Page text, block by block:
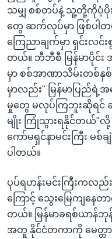
သမျှ စစ်တပ်နဲ့ သူ့တို့ကိုပံ့
တွေ ဆက်လုပ်မှာ ဖြစ်ပ
ကြေညာချက်မှာ ရှင်းလင်
တယ်။ ဘီဘီစီ မြန်မာပိုင်
မှာ စစ်အာဏာသိမ်းတစ်နှစ်
မှာလည်း" မြန်မာပြည်ရဲ့
မှုတွေ မလုပ်ကြဘူးဆိုရင်
မျိုး ကြုံသွားရနိုင်တယ်"
ကော်မရှင်နာမင်းကြီး မ
ပါတယ်။
ပုပ်ရဟန်းမင်းကြီးကလည်
ကြောင့် သွေးမြေကျနေတ
တယ်။ မြန်မာခရစ်ယာန်ဘု
အတူ နိုင်ငံတကာကို မေတ္တ